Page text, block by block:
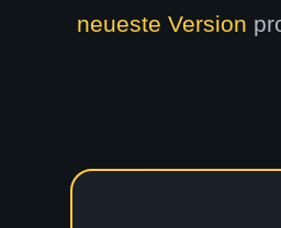
neueste Version